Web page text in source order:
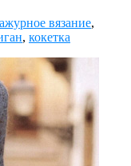
ажурное вязание,
, кокетка